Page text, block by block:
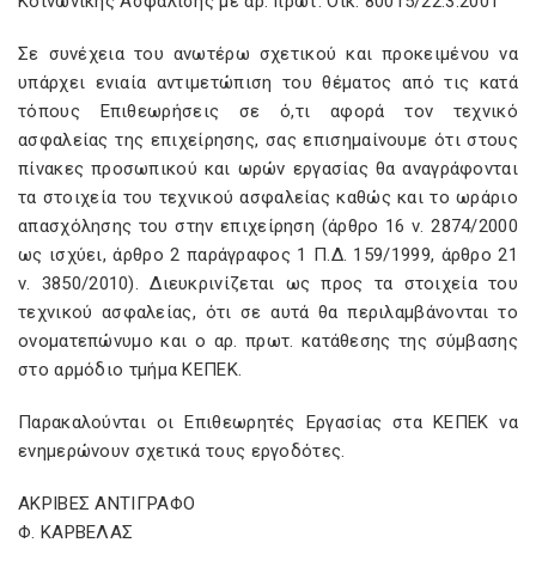
Σε συνέχεια του ανωτέρω σχετικού και προκειμένου να
υπάρχει ενιαία αντιμετώπιση του θέματος από τις κατά
τόπους Επιθεωρήσεις σε ό,τι αφορά τον τεχνικό
ασφαλείας της επιχείρησης, σας επισημαίνουμε ότι στους
πίνακες προσωπικού και ωρών εργασίας θα αναγράφονται
τα στοιχεία του τεχνικού ασφαλείας καθώς και το ωράριο
απασχόλησης του στην επιχείρηση (άρθρο 16 ν. 2874/2000
ως ισχύει, άρθρο 2 παράγραφος 1 Π.Δ. 159/1999, άρθρο 21
ν. 3850/2010). Διευκρινίζεται ως προς τα στοιχεία του
τεχνικού ασφαλείας, ότι σε αυτά θα περιλαμβάνονται το
ονοματεπώνυμο και ο αρ. πρωτ. κατάθεσης της σύμβασης
στο αρμόδιο τμήμα ΚΕΠΕΚ.
Παρακαλούνται οι Επιθεωρητές Εργασίας στα ΚΕΠΕΚ να
ενημερώνουν σχετικά τους εργοδότες.
ΑΚΡΙΒΕΣ ΑΝΤΙΓΡΑΦΟ
Φ. ΚΑΡΒΕΛΑΣ